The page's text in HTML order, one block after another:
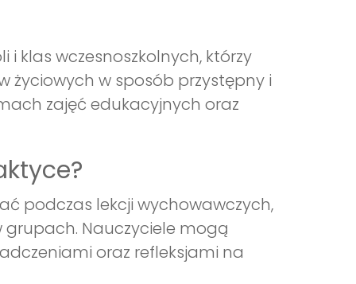
i klas wczesnoszkolnych, którzy
w sposób przystępny i
zajęć edukacyjnych oraz
podczas lekcji wychowawczych,
grupach. Nauczyciele mogą
oraz refleksjami na